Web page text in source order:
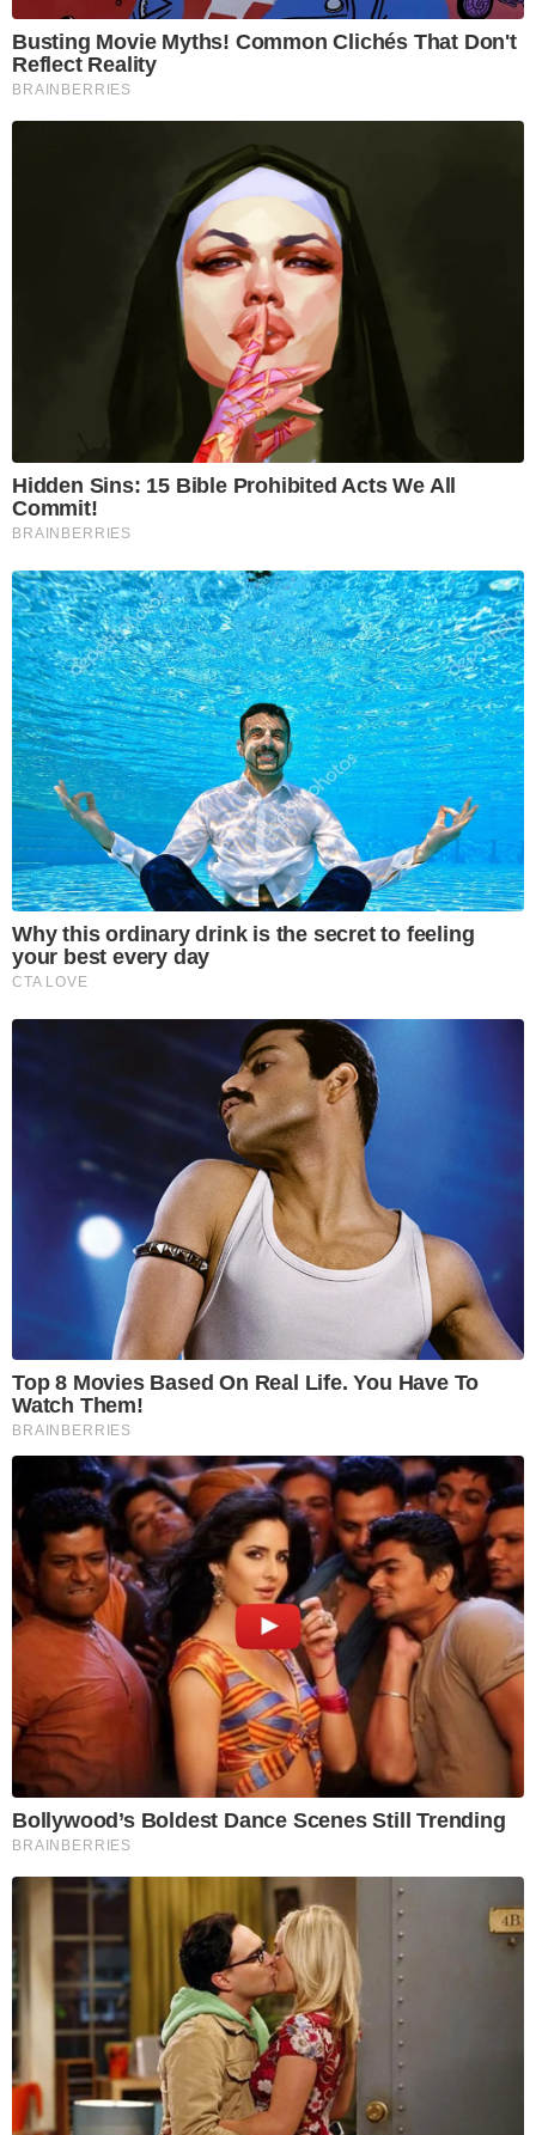
Busting Movie Myths! Common Clichés That Don't
Reflect Reality
BRAINBERRIES
Hidden Sins: 15 Bible Prohibited Acts We All
Commit!
BRAINBERRIES
Why this ordinary drink is the secret to feeling
your best every day
CTA LOVE
Top 8 Movies Based On Real Life. You Have To
Watch Them!
BRAINBERRIES
Bollywood’s Boldest Dance Scenes Still Trending
BRAINBERRIES